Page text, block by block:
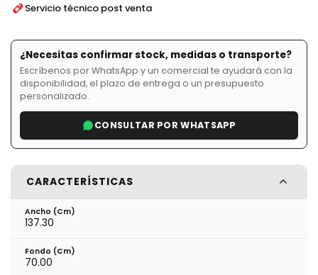
Servicio técnico post venta
¿Necesitas confirmar stock, medidas o transporte?
Escríbenos por WhatsApp y un comercial te ayudará con la
disponibilidad, el plazo de entrega o un presupuesto
personalizado.
CONSULTAR POR WHATSAPP
CARACTERÍSTICAS
Ancho (cm)
137.30
Fondo (cm)
70.00